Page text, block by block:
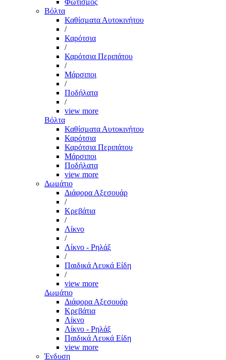
Φωτισμός
Βόλτα
Καθίσματα Αυτοκινήτου
/
Καρότσια
/
Καρότσια Περιπάτου
/
Μάρσιποι
/
Ποδήλατα
/
view more
Βόλτα
Καθίσματα Αυτοκινήτου
Καρότσια
Καρότσια Περιπάτου
Μάρσιποι
Ποδήλατα
view more
Δωμάτιο
Διάφορα Αξεσουάρ
/
Κρεβάτια
/
Λίκνο
/
Λίκνο - Ρηλάξ
/
Παιδικά Λευκά Είδη
/
view more
Δωμάτιο
Διάφορα Αξεσουάρ
Κρεβάτια
Λίκνο
Λίκνο - Ρηλάξ
Παιδικά Λευκά Είδη
view more
Ένδυση